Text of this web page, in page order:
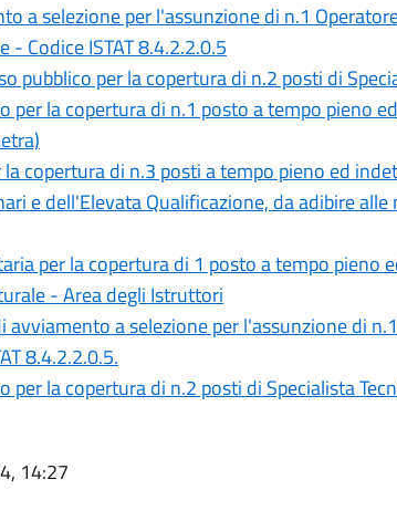
a selezione per l'assunzione di n.1
Codice ISTAT 8.4.2.2.0.5
pubblico per la copertura di n.2 posti di
per la copertura di n.1 posto a tempo pieno ed
copertura di n.3 posti a tempo pieno ed
e dell'Elevata Qualificazione, da adibire alle
per la copertura di 1 posto a tempo pieno
- Area degli Istruttori
a selezione per l'assunzione di
8.4.2.2.0.5.
la copertura di n.2 posti di Specialista
14:27